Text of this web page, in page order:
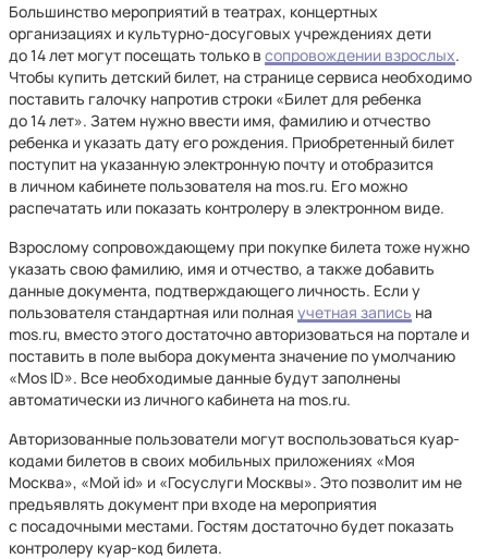
Большинство мероприятий в театрах, концертных
организациях и культурно-досуговых учреждениях дети
до 14 лет могут посещать только в сопровождении взрослых.
Чтобы купить детский билет, на странице сервиса необходимо
поставить галочку напротив строки «Билет для ребенка
до 14 лет». Затем нужно ввести имя, фамилию и отчество
ребенка и указать дату его рождения. Приобретенный билет
поступит на указанную электронную почту и отобразится
в личном кабинете пользователя на mos.ru. Его можно
распечатать или показать контролеру в электронном виде.
Взрослому сопровождающему при покупке билета тоже нужно
указать свою фамилию, имя и отчество, а также добавить
данные документа, подтверждающего личность. Если у
пользователя стандартная или полная учетная запись на
mos.ru, вместо этого достаточно авторизоваться на портале и
поставить в поле выбора документа значение по умолчанию
«Mos ID». Все необходимые данные будут заполнены
автоматически из личного кабинета на mos.ru.
Авторизованные пользователи могут воспользоваться куар-
кодами билетов в своих мобильных приложениях «Моя
Москва», «Мой id» и «Госуслуги Москвы». Это позволит им не
предъявлять документ при входе на мероприятия
с посадочными местами. Гостям достаточно будет показать
контролеру куар-код билета.